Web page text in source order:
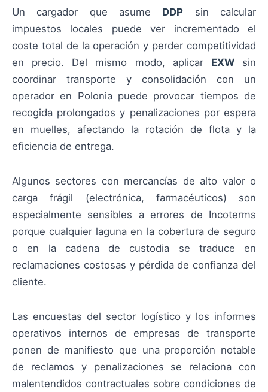
Un cargador que asume DDP sin calcular
impuestos locales puede ver incrementado el
coste total de la operación y perder competitividad
en precio. Del mismo modo, aplicar EXWsin
coordinar transporte y consolidación con un
operador en Polonia puede provocar tiempos de
recogida prolongados y penalizaciones por espera
en muelles, afectando la rotación de flota y la
eficiencia de entrega.
Algunos sectores con mercancías de alto valor o
carga frágil (electrónica, farmacéuticos) son
especialmente sensibles a errores de Incoterms
porque cualquier laguna en la cobertura de seguro
o en la cadena de custodia se traduce en
reclamaciones costosas y pérdida de confianza del
cliente.
Las encuestas del sector logístico y los informes
operativos internos de empresas de transporte
ponen de manifiesto que una proporción notable
de reclamos y penalizaciones se relaciona con
malentendidos contractuales sobre condiciones de